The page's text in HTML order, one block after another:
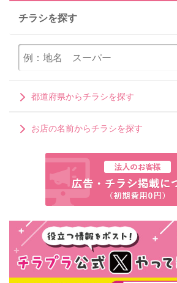
チラシを探す
都道府県からチラシを探す
お店の名前からチラシを探す